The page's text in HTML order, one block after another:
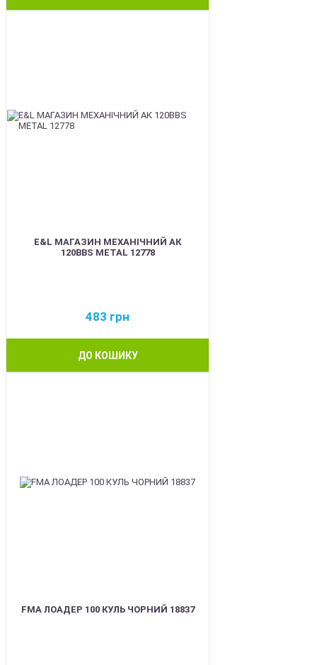
E&L МАГАЗИН МЕХАНІЧНИЙ АК
120BBS METAL 12778
483 грн
ДО КОШИКУ
FMA ЛОАДЕР 100 КУЛЬ ЧОРНИЙ 18837